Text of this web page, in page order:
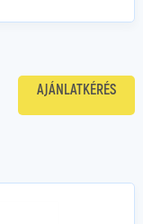
AJÁNLATKÉRÉS